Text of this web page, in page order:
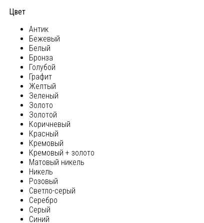
Цвет
Антик
Бежевый
Белый
Бронза
Голубой
Графит
Желтый
Зеленый
Золото
Золотой
Коричневый
Красный
Кремовый
Кремовый + золото
Матовый никель
Никель
Розовый
Светло-серый
Серебро
Серый
Синий